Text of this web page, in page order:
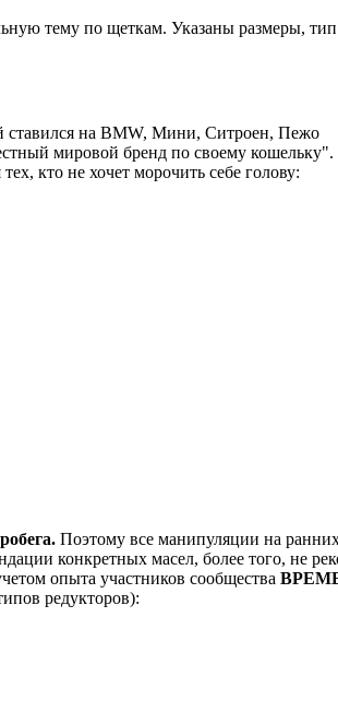
тему по щеткам. Указаны размеры,
ставился на BMW, Мини, Ситроен, Пежо
мировой бренд по своему
кто не хочет морочить себе голову:
Поэтому все манипуляции на
конкретных масел, более того, не
опыта участников сообщества
редукторов):